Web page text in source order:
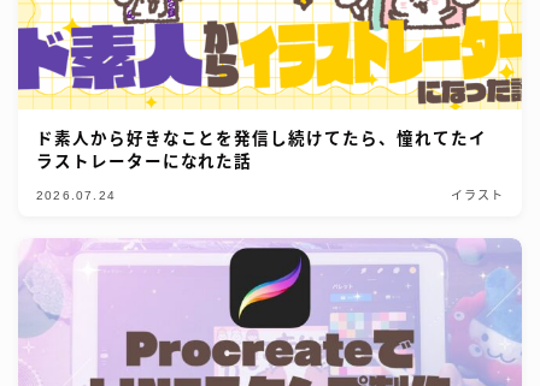
ド素人から好きなことを発信し続けてたら、憧れてたイ
ラストレーターになれた話
2026.07.24 イラスト